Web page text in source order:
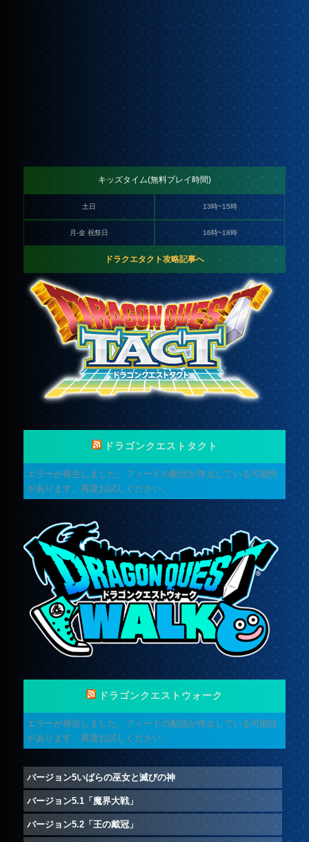
キッズタイム(無料プレイ時間)
土日 13時~15時
月-金 祝祭日 16時~18時
ドラクエタクト攻略記事へ
ドラゴンクエストタクト
エラーが発生しました。フィードの配信が停止している可能性
があります。再度お試しください。
ドラゴンクエストウォーク
エラーが発生しました。フィードの配信が停止している可能性
があります。再度お試しください。
バージョン5いばらの巫女と滅びの神
バージョン5.1「魔界大戦」
バージョン5.2「王の戴冠」